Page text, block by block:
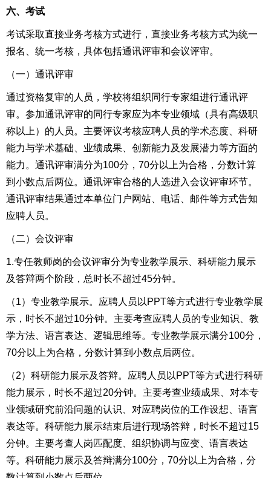
六、考试
考试采取直接业务考核方式进行，直接业务考核方式为统一
报名、统一考核，具体包括通讯评审和会议评审。
（一）通讯评审
通过资格复审的人员，学校将组织同行专家组进行通讯评
审。参加通讯评审的同行专家应为本专业领域（具有高级职
称以上）的人员。主要评议考核应聘人员的学术态度、科研
能力与学术基础、业绩成果、创新能力及发展潜力等方面的
能力。通讯评审满分为100分，70分以上为合格，分数计算
到小数点后两位。通讯评审合格的人选进入会议评审环节。
通讯评审结果通过本单位门户网站、电话、邮件等方式告知
应聘人员。
（二）会议评审
1.专任教师岗的会议评审分为专业教学展示、科研能力展示
及答辩两个阶段，总时长不超过45分钟。
（1）专业教学展示。应聘人员以PPT等方式进行专业教学展
示，时长不超过10分钟。主要考查应聘人员的专业知识、教
学方法、语言表达、逻辑思维等。专业教学展示满分100分，
70分以上为合格，分数计算到小数点后两位。
（2）科研能力展示及答辩。应聘人员以PPT等方式进行科研
能力展示，时长不超过20分钟。主要考查业绩成果、对本专
业领域研究前沿问题的认识、对应聘岗位的工作设想、语言
表达等。科研能力展示结束后进行现场答辩，时长不超过15
分钟。主要考查人岗匹配度、组织协调与应变、语言表达
等。科研能力展示及答辩满分100分，70分以上为合格，分